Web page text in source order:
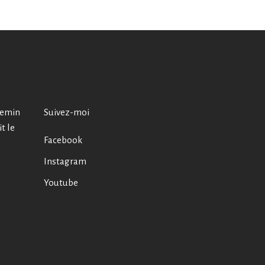
le
Suivez-moi
Facebook
Instagram
Youtube